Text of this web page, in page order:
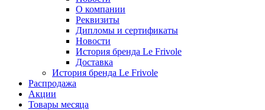
О компании
Реквизиты
Дипломы и сертификаты
Новости
История бренда Le Frivole
Доставка
История бренда Le Frivole
Распродажа
Акции
Товары месяца